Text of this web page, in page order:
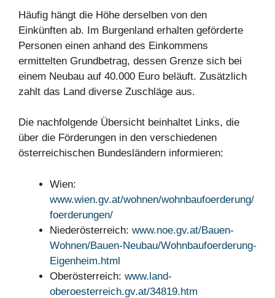
Häufig hängt die Höhe derselben von den
Einkünften ab. Im Burgenland erhalten geförderte
Personen einen anhand des Einkommens
ermittelten Grundbetrag, dessen Grenze sich bei
einem Neubau auf 40.000 Euro beläuft. Zusätzlich
zahlt das Land diverse Zuschläge aus.
Die nachfolgende Übersicht beinhaltet Links, die
über die Förderungen in den verschiedenen
österreichischen Bundesländern informieren:
Wien:
www.wien.gv.at/wohnen/wohnbaufoerderung/
foerderungen/
Niederösterreich: www.noe.gv.at/Bauen-
Wohnen/Bauen-Neubau/Wohnbaufoerderung-
Eigenheim.html
Oberösterreich: www.land-
oberoesterreich.gv.at/34819.htm